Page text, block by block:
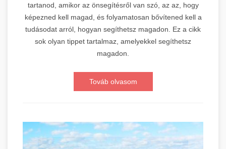
tartanod, amikor az önsegítésről van szó, az az, hogy
képezned kell magad, és folyamatosan bővítened kell a
tudásodat arról, hogyan segíthetsz magadon. Ez a cikk
sok olyan tippet tartalmaz, amelyekkel segíthetsz
magadon.
Továb olvasom